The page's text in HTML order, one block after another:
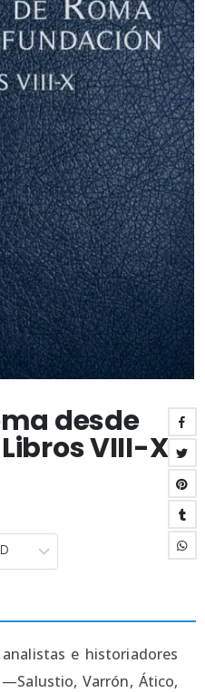
desde
VIII-X
e historiadores
Varrón, Ático,